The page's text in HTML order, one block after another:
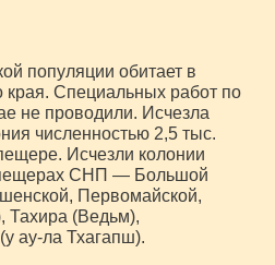
популяции обитает в
края. Специальных работ по
не проводили. Исчезла
численностью 2,5 тыс.
Исчезли колонии
пещерах СНП — Большой
Первомайской,
Тахира (Ведьм),
ау-ла Тхагапш).